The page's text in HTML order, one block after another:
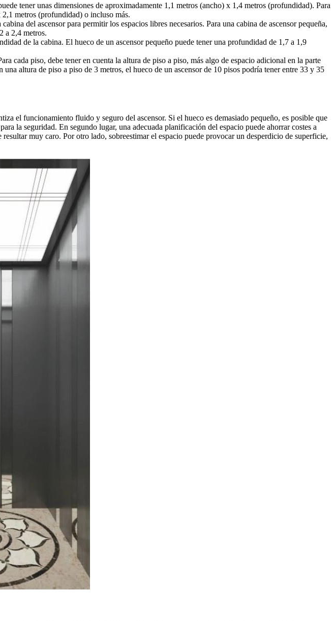
tener unas dimensiones de aproximadamente 1,1 metros (ancho) x 1,4 metros (profundidad). Para
metros (profundidad) o incluso más.
del ascensor para permitir los espacios libres necesarios. Para una cabina de ascensor pequeña,
a 2,4 metros.
de la cabina. El hueco de un ascensor pequeño puede tener una profundidad de 1,7 a 1,9
cada piso, debe tener en cuenta la altura de piso a piso, más algo de espacio adicional en la parte
altura de piso a piso de 3 metros, el hueco de un ascensor de 10 pisos podría tener entre 33 y 35
el funcionamiento fluido y seguro del ascensor. Si el hueco es demasiado pequeño, es posible que
la seguridad. En segundo lugar, una adecuada planificación del espacio puede ahorrar costes a
muy caro. Por otro lado, sobreestimar el espacio puede provocar un desperdicio de superficie,